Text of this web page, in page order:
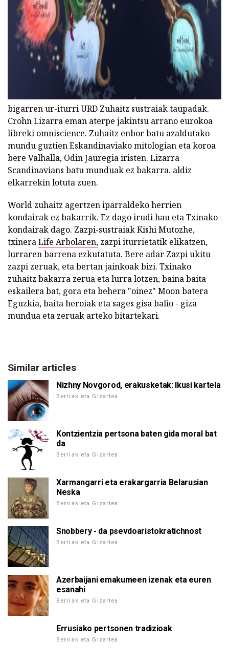
bigarren ur-iturri URD Zuhaitz sustraiak taupadak.
Crohn Lizarra eman aterpe jakintsu arrano eurokoa
libreki omniscience. Zuhaitz enbor batu azaldutako
mundu guztien Eskandinaviako mitologian eta koroa
bere Valhalla, Odin Jauregia iristen. Lizarra
Scandinavians batu munduak ez bakarra. aldiz
elkarrekin lotuta zuen.
World zuhaitz agertzen iparraldeko herrien
kondairak ez bakarrik. Ez dago irudi hau eta Txinako
kondairak dago. Zazpi-sustraiak Kishi Mutozhe,
txineraLife Arbolaren, zazpi iturrietatik elikatzen,
lurraren barrena ezkutatuta. Bere adar Zazpi ukitu
zazpi zeruak, eta bertan jainkoak bizi. Txinako
zuhaitz bakarra zerua eta lurra lotzen, baina baita
eskailera bat, gora eta behera "oinez" Moon batera
Eguzkia, baita heroiak eta sages gisa balio - giza
mundua eta zeruak arteko bitartekari.
Similar articles
Nizhny Novgorod, erakusketak: Ikusi kartela
Berriak eta Gizartea
Kontzientzia pertsona baten gida moral bat
da
Berriak eta Gizartea
Xarmangarri eta erakargarria Belarusian
Neska
Berriak eta Gizartea
Snobbery - da psevdoaristokratichnost
Berriak eta Gizartea
Azerbaijani emakumeen izenak eta euren
esanahi
Berriak eta Gizartea
Errusiako pertsonen tradizioak
Berriak eta Gizartea